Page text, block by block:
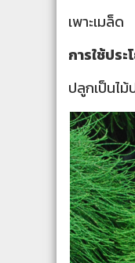
เพาะเมล็ด
การใช้ประ
ปลูกเป็นไม้